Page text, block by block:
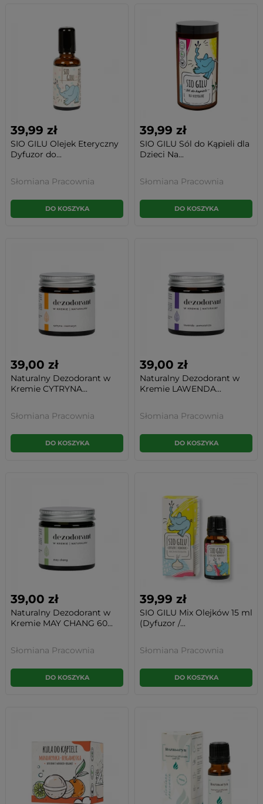
39,99 zł
SIO GILU Olejek Eteryczny
Dyfuzor do...
Słomiana Pracownia
DO KOSZYKA
39,99 zł
SIO GILU Sól do Kąpieli dla
Dzieci Na...
Słomiana Pracownia
DO KOSZYKA
39,00 zł
Naturalny Dezodorant w
Kremie CYTRYNA...
Słomiana Pracownia
DO KOSZYKA
39,00 zł
Naturalny Dezodorant w
Kremie LAWENDA...
Słomiana Pracownia
DO KOSZYKA
39,00 zł
Naturalny Dezodorant w
Kremie MAY CHANG 60...
Słomiana Pracownia
DO KOSZYKA
39,99 zł
SIO GILU Mix Olejków 15 ml
(Dyfuzor /...
Słomiana Pracownia
DO KOSZYKA